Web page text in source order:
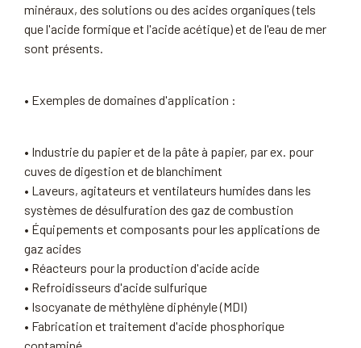
minéraux, des solutions ou des acides organiques (tels
que l'acide formique et l'acide acétique) et de l'eau de mer
sont présents.
• Exemples de domaines d'application :
• Industrie du papier et de la pâte à papier, par ex. pour
cuves de digestion et de blanchiment
• Laveurs, agitateurs et ventilateurs humides dans les
systèmes de désulfuration des gaz de combustion
• Équipements et composants pour les applications de
gaz acides
• Réacteurs pour la production d'acide acide
• Refroidisseurs d'acide sulfurique
• Isocyanate de méthylène diphényle (MDI)
• Fabrication et traitement d'acide phosphorique
contaminé